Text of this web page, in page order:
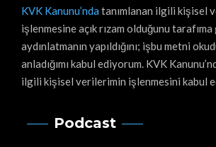
KVK Kanunu’ndatanımlanan ilgili kişisel
işlenmesine açık rızam olduğunu
aydınlatmanın yapıldığını; işbu metni
anladığımı kabul ediyorum. KVK
ilgili kişisel verilerimin işlenmesini kabul
Podcast